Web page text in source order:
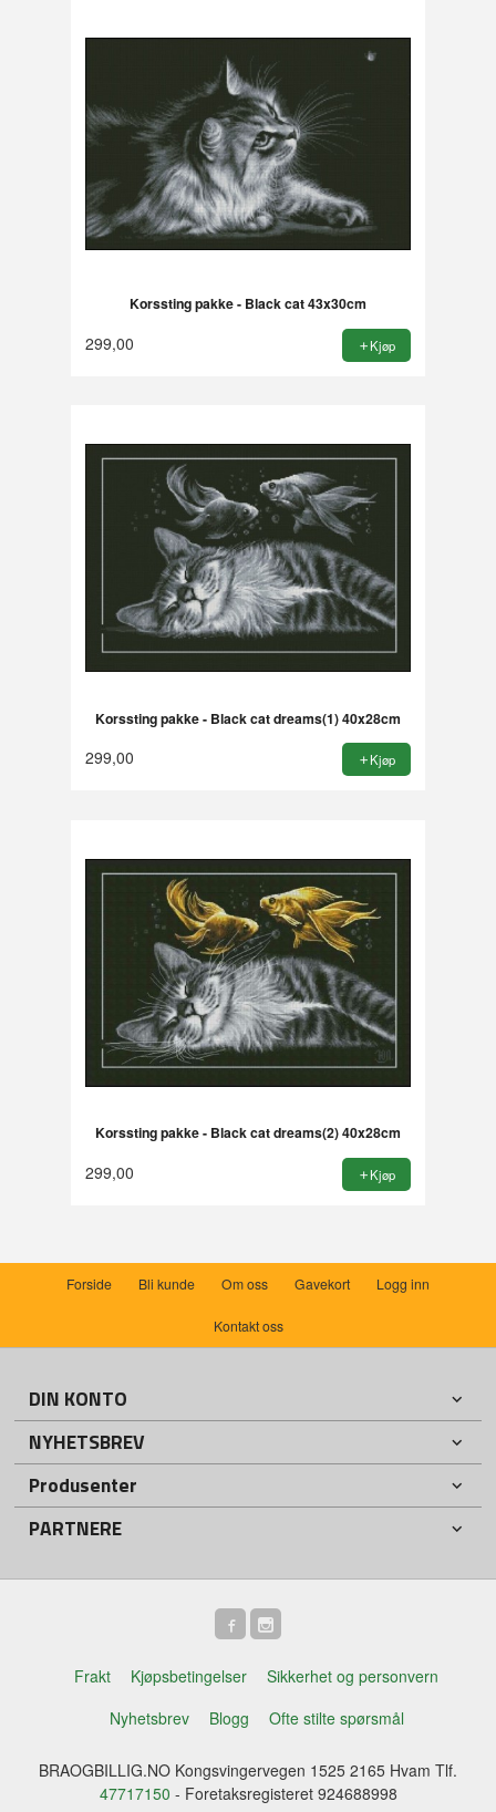
Korssting pakke - Black cat 43x30cm
299,00 Kjøp
Korssting pakke - Black cat dreams(1) 40x28cm
299,00 Kjøp
Korssting pakke - Black cat dreams(2) 40x28cm
299,00 Kjøp
Forside Bli kunde Om oss Gavekort Logg inn
Kontakt oss
DIN KONTO
NYHETSBREV
Produsenter
PARTNERE
Frakt Kjøpsbetingelser
Sikkerhet og personvern
Nyhetsbrev
Blogg Ofte stilte spørsmål
BRAOGBILLIG.NO Kongsvingervegen 1525 2165 Hvam Tlf.
47717150 - Foretaksregisteret 924688998